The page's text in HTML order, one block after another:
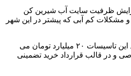
ظرفیت سایت آب شیرین کن
مشکلات کم آبی که پیشتر در این شهر
حمزه پور گفت: هزینه ایجاد این تاسیسات ۲۰ میلیارد تومان می
در قالب قرارداد خرید تضمینی